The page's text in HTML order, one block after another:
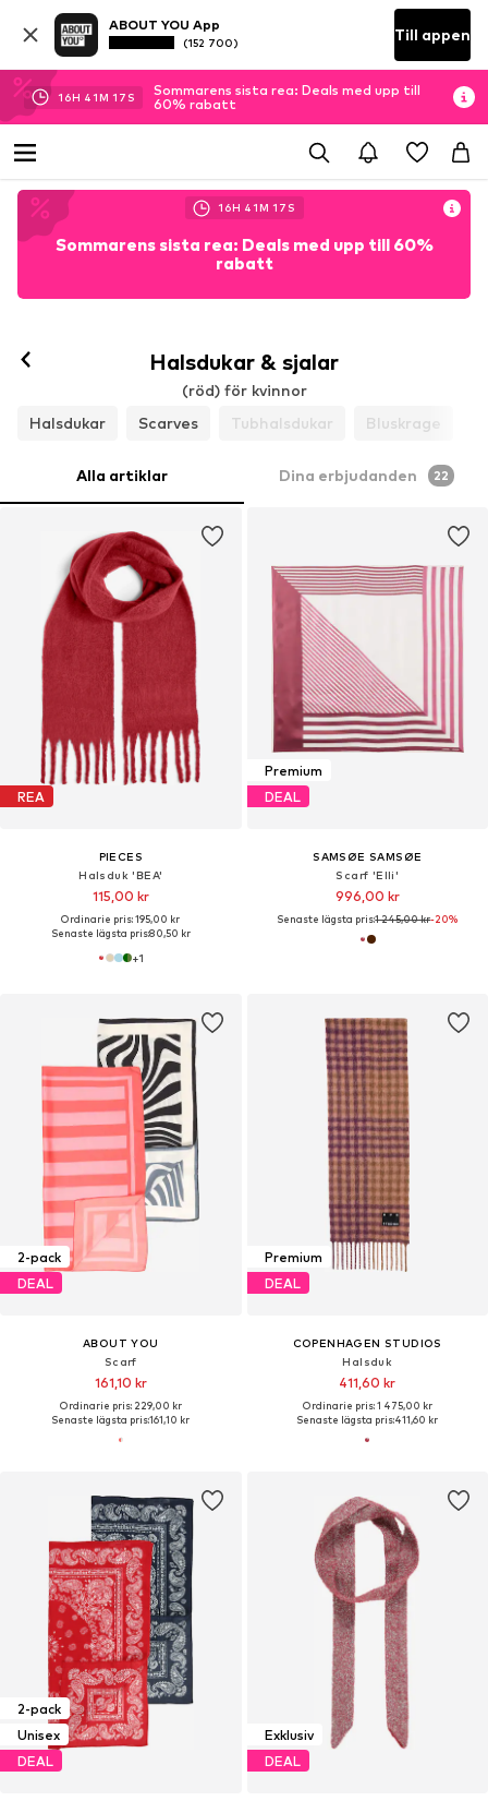
ABOUT YOU App
(152 700) Till appen
16H 41M 15 S
Sommarens sista rea: Deals med upp till
60% rabatt
16H 41M 15 S
Sommarens sista rea: Deals med upp till 60%
rabatt
Halsdukar & sjalar
(röd) för kvinnor
Halsdukar
Scarves Tubhalsdukar Bluskrage
Alla artiklar Dina erbjudanden 22
REA
PIECES
Halsduk 'BEA'
115,00 kr
Ordinarie pris: 195,00 kr
Senaste lägsta pris:80,50 kr
+1
Premium
DEAL
SAMSØE SAMSØE
Scarf 'Elli'
996,00 kr
Senaste lägsta pris:1 245,00 kr-20%
2-pack
DEAL
ABOUT YOU
Scarf
161,10 kr
Ordinarie pris: 229,00 kr
Senaste lägsta pris:161,10 kr
Premium
DEAL
COPENHAGEN STUDIOS
Halsduk
411,60 kr
Ordinarie pris: 1 475,00 kr
Senaste lägsta pris:411,60 kr
2-pack
Unisex
DEAL
Exklusiv
DEAL